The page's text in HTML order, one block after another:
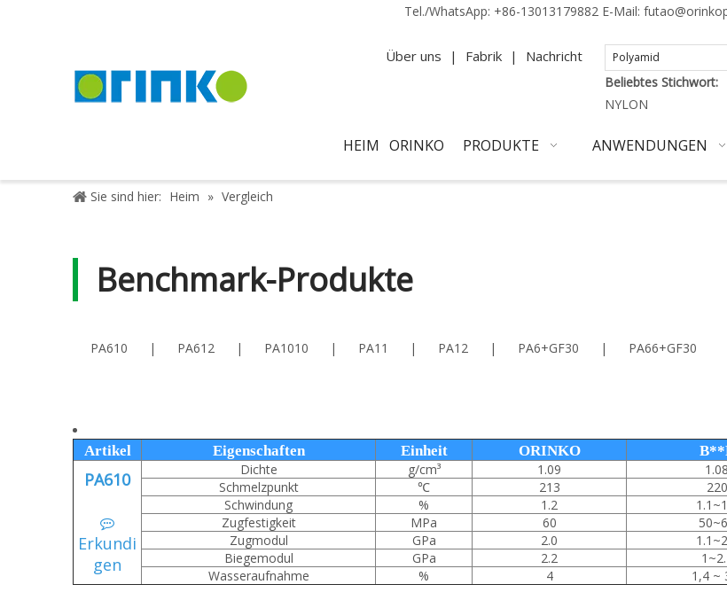
Tel./WhatsApp: +86-13013179882 E-Mail:
Über uns | Fabrik | Nachricht
Beliebtes Stichwort:
NYLON
HEIM ORINKO PRODUKTE ANWENDUNGEN
Sie sind hier: Heim » Vergleich
Benchmark-Produkte
PA610 | PA612 | PA1010 | PA11 | PA12 | PA6+GF30 | PA66+GF30
Artikel Eigenschaften Einheit ORINKO
PA610

Erkundi
gen
Dichte g/cm³ 1.09 1.08
Schmelzpunkt
℃ 213 220
Schwindung
% 1.2
Zugfestigkeit
MPa 60
Zugmodul
GPa 2.0
Biegemodul
GPa 2.2
Wasseraufnahme
% 4 1,4 ~